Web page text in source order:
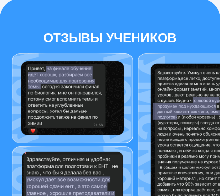
ОТЗЫВЫ УЧЕНИКОВ